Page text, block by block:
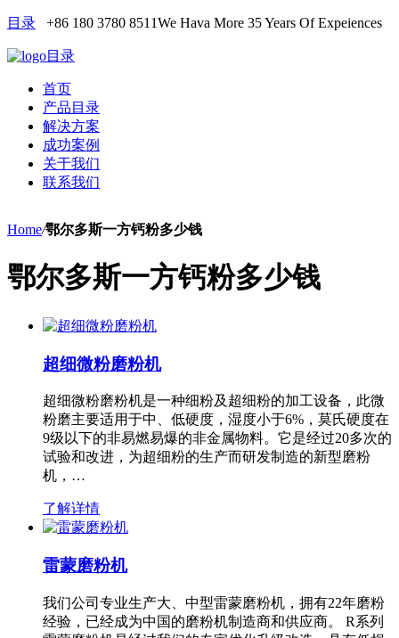
目录 +86 180 3780 8511We Hava More 35 Years Of Expeiences
目录
首页
产品目录
解决方案
成功案例
关于我们
联系我们
Home/鄂尔多斯一方钙粉多少钱
鄂尔多斯一方钙粉多少钱
超细微粉磨粉机
超细微粉磨粉机是一种细粉及超细粉的加工设备，此微
粉磨主要适用于中、低硬度，湿度小于6%，莫氏硬度在
9级以下的非易燃易爆的非金属物料。它是经过20多次的
试验和改进，为超细粉的生产而研发制造的新型磨粉
机，…
了解详情
雷蒙磨粉机
我们公司专业生产大、中型雷蒙磨粉机，拥有22年磨粉
经验，已经成为中国的磨粉机制造商和供应商。 R系列